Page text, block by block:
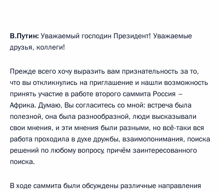
В.Путин: Уважаемый господин Президент! Уважаемые
друзья, коллеги!
Прежде всего хочу выразить вам признательность за то,
что вы откликнулись на приглашение и нашли возможность
принять участие в работе второго саммита Россия –
Африка. Думаю, Вы согласитесь со мной: встреча была
полезной, она была разнообразной, люди высказывали
свои мнения, и эти мнения были разными, но всё-таки вся
работа проходила в духе дружбы, взаимопонимания, поиска
решений по любому вопросу, причём заинтересованного
поиска.
В ходе саммита были обсуждены различные направления